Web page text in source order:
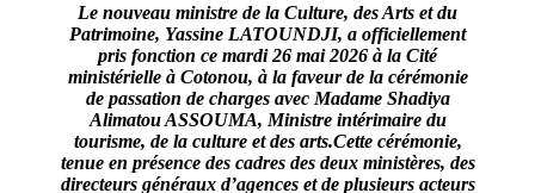
Le nouveau ministre de la Culture, des Arts et du
Patrimoine, Yassine LATOUNDJI, a officiellement
pris fonction ce mardi 26 mai 2026 à la Cité
ministérielle à Cotonou, à la faveur de la cérémonie
de passation de charges avec Madame Shadiya
Alimatou ASSOUMA, Ministre intérimaire du
tourisme, de la culture et des arts.Cette cérémonie,
tenue en présence des cadres des deux ministères, des
directeurs généraux d’agences et de plusieurs acteurs